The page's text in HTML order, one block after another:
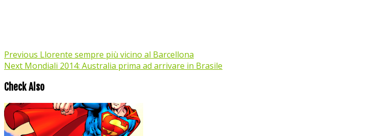
Previous Llorente sempre più vicino al Barcellona
Next Mondiali 2014: Australia prima ad arrivare in Brasile
Check Also